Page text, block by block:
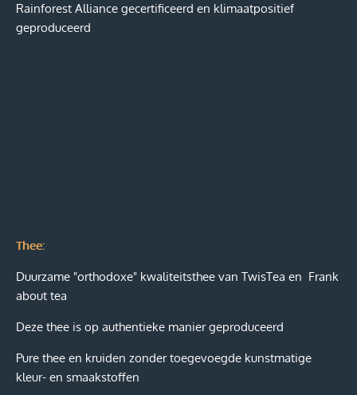
Rainforest Alliance gecertificeerd en klimaatpositief
geproduceerd
Thee:
Duurzame "orthodoxe" kwaliteitsthee van TwisTea en Frank
about tea
Deze thee is op authentieke manier geproduceerd
Pure thee en kruiden zonder toegevoegde kunstmatige
kleur- en smaakstoffen